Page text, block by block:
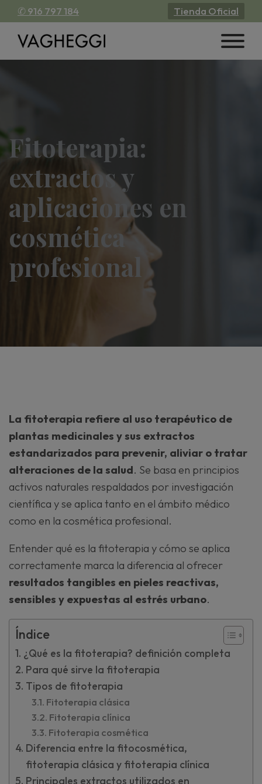
✆ 916 797 184 Tienda Oficial
Fitoterapia:
extractos y
aplicaciones en
cosmética
profesional
La fitoterapia refiere al uso terapéutico de
plantas medicinales y sus extractos
estandarizados para prevenir, aliviar o tratar
alteraciones de la salud. Se basa en principios
activos naturales respaldados por investigación
científica y se aplica tanto en el ámbito médico
como en la cosmética profesional.
Entender qué es la fitoterapia y cómo se aplica
correctamente marca la diferencia al ofrecer
resultados tangibles en pieles reactivas,
sensibles y expuestas al estrés urbano.
Índice
¿Qué es la fitoterapia? definición completa
Para qué sirve la fitoterapia
Tipos de fitoterapia
Fitoterapia clásica
Fitoterapia clínica
Fitoterapia cosmética
Diferencia entre la fitocosmética,
fitoterapia clásica y fitoterapia clínica
Principales extractos utilizados en